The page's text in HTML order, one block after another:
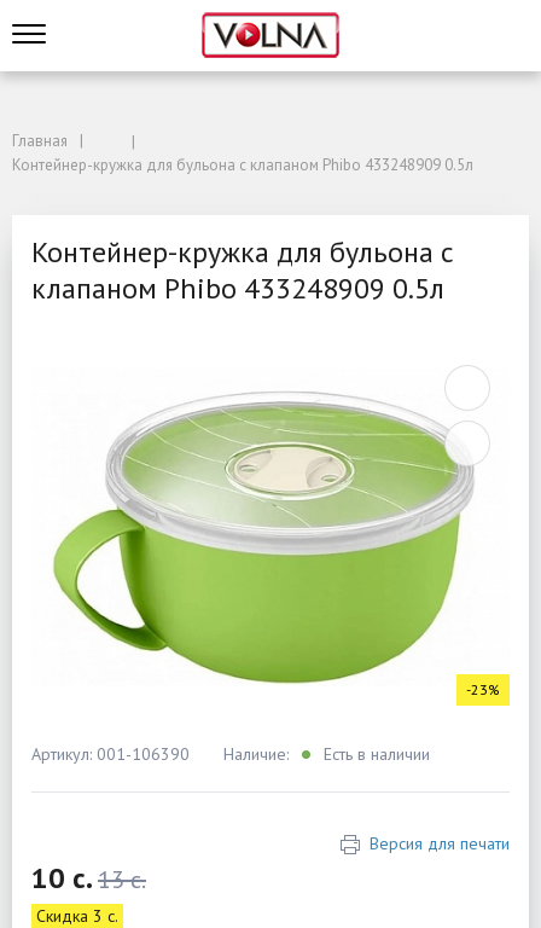
Главная
Контейнер-кружка для бульона с клапаном Phibo 433248909 0.5л
Контейнер-кружка для бульона с
клапаном Phibo 433248909 0.5л
-23%
Артикул: 001-106390 Наличие: Есть в наличии
Версия для печати
10 c.13 c.
Скидка 3 c.